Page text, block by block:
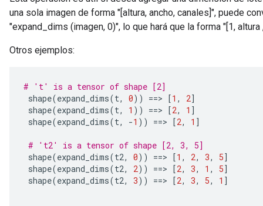
una sola imagen de forma "[altura, ancho, canales]", puede
"expand_dims (imagen, 0)", lo que hará que la forma "[1, altura
Otros ejemplos:
# 't' is a tensor of shape [2]
shape(expand_dims(t, 0)) ==> [1 , 2]
shape(expand_dims(t, 1 )) ==> [2, 1 ]
shape(expand_dims(t, -1 )) ==> [2, 1 ]
# 't2' is a tensor of shape [2, 3, 5]
shape(expand_dims(t2, 0)) ==> [1 , 2, 3, 5]
shape(expand_dims(t2, 2)) ==> [2, 3, 1 , 5]
shape(expand_dims(t2, 3)) ==> [2, 3, 5, 1 ]